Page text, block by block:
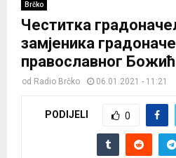
Brčko
Честитка
замјеника
православног
od Radio Brčko 06.01.2021 - 11:21
PODIJELI 0